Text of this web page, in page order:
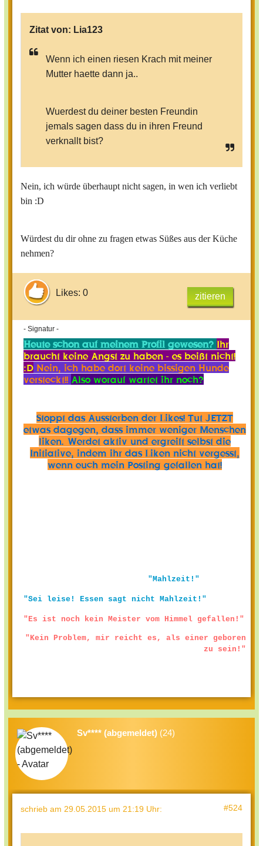
Zitat von: Lia123
Wenn ich einen riesen Krach mit meiner
Mutter haette dann ja..
Wuerdest du deiner besten Freundin
jemals sagen dass du in ihren Freund
verknallt bist?
Nein, ich würde überhaupt nicht sagen, in wen ich verliebt
bin :D
Würdest du dir ohne zu fragen etwas Süßes aus der Küche
nehmen?
Likes: 0 zitieren
- Signatur -
Heute schon auf meinem Profil gewesen? Ihr
braucht keine Angst zu haben - es beißt nicht!
:D Nein, ich habe dort keine bissigen Hunde
versteckt!! Also worauf wartet ihr noch?
Stoppt das Aussterben der Likes! Tut JETZT
etwas dagegen, dass immer weniger Menschen
liken. Werdet aktiv und ergreift selbst die
Initiative, indem ihr das Liken nicht vergesst,
wenn euch mein Posting gefallen hat!
"Mahlzeit!"
"Sei leise! Essen sagt nicht Mahlzeit!"
"Es ist noch kein Meister vom Himmel gefallen!"
"Kein Problem, mir reicht es, als einer geboren
zu sein!"
Sv**** (abgemeldet) (24)
schrieb am 29.05.2015 um 21:19 Uhr: #524